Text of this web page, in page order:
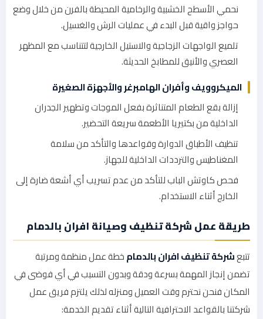
نحمي الأسطح الخشبية والرخامية المحيطة بالفرن من خلال وضع
حواجز واقية قبل البدء في عمليات الرش والغسيل.
تلميع الواجهات الزجاجية والاستيل الخارجية لتتناسب مع المظهر
العصري والأنيق للمطابخ الحديثة.
الميكروويف وأفران الهامبرغر والأجهزة الصغيرة
إزالة بقع الطعام المتناثرة بفعل الموجات وتطهير الجدران
الداخلية من بكتيريا الأطعمة سريعة التحضير.
تنظيف الأطباق الدوارة وقواعدها والتأكد من سلامة
المغناطيس والترددات الداخلية للجهاز.
فحص كاوتش الباب للتأكد من عدم تسريب أي أشعة ضارة إلى
الخارج أثناء الاستخدام.
طريقة عمل شركة تنظيف وصيانة افران بالدمام
تتبعشركة تنظيف افران بالدمامخطة عمل منظمة ومرتبة
تضمن إنجاز المهمة بسرعة ودقة وبدون التسبب في أي فوضى في
المكان فنحن نحترم وقت العميل ومنزله لذلك يلتزم فريق عمل
شركتنا بالقواعد الاحترافية التالية أثناء تقديم الخدمة: